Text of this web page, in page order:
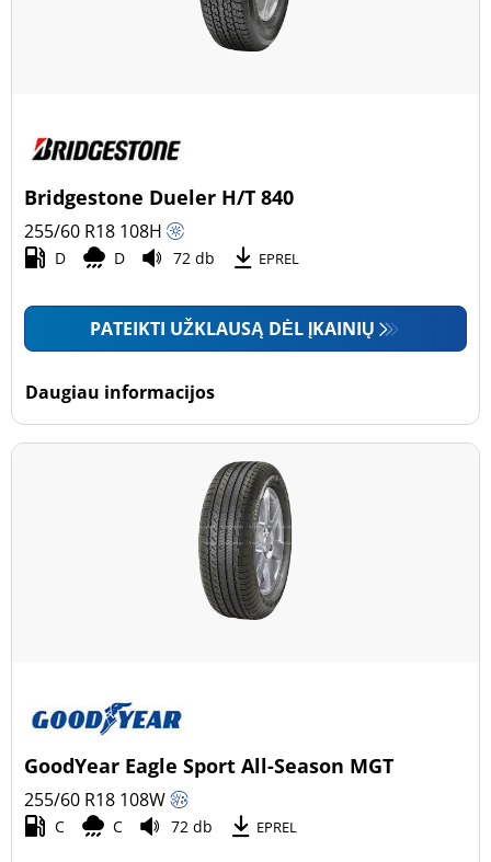
Bridgestone Dueler H/T 840
255/60 R18 108H
D D 72 db EPREL
PATEIKTI UŽKLAUSĄ DĖL ĮKAINIŲ
Daugiau informacijos
GoodYear Eagle Sport All-Season MGT
255/60 R18 108W
C C 72 db EPREL